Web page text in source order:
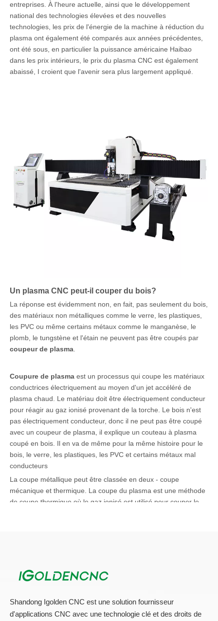
entreprises. À l'heure actuelle, ainsi que le développement
national des technologies élevées et des nouvelles
technologies, les prix de l'énergie de la machine à réduction du
plasma ont également été comparés aux années précédentes,
ont été sous, en particulier la puissance américaine Haibao
dans les prix intérieurs, le prix du plasma CNC est également
abaissé, I croient que l'avenir sera plus largement appliqué.
Un plasma CNC peut-il couper du bois?
La réponse est évidemment non, en fait, pas seulement du bois,
des matériaux non métalliques comme le verre, les plastiques,
les PVC ou même certains métaux comme le manganèse, le
plomb, le tungstène et l'étain ne peuvent pas être coupés par
coupeur de plasma
Coupure de plasma est un processus qui coupe les matériaux
conductrices électriquement au moyen d'un jet accéléré de
plasma chaud. Le matériau doit être électriquement conducteur
pour réagir au gaz ionisé provenant de la torche. Le bois n'est
pas électriquement conducteur, donc il ne peut pas être coupé
avec un coupeur de plasma, il explique un couteau à plasma
coupé en bois. Il en va de même pour la même histoire pour le
bois, le verre, les plastiques, les PVC et certains métaux mal
conducteurs
La coupe métallique peut être classée en deux - coupe
mécanique et thermique. La coupe du plasma est une méthode
de coupe thermique où le gaz ionisé est utilisé pour couper le
à utiliser et durable pour une utilisation.
deuxième traitement.
4. Système CNC à configuration élevée, STRIKING AUTO ARC
Shandong Igolden CNC est une solution fournisseur
d'applications CNC avec une technologie clé et des droits de